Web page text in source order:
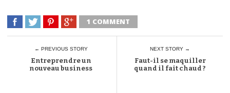
1 COMMENT
← PREVIOUS STORY
Entreprendre un
nouveau business
NEXT STORY →
Faut-il se maquiller
quand il fait chaud ?